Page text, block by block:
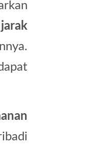
jarak